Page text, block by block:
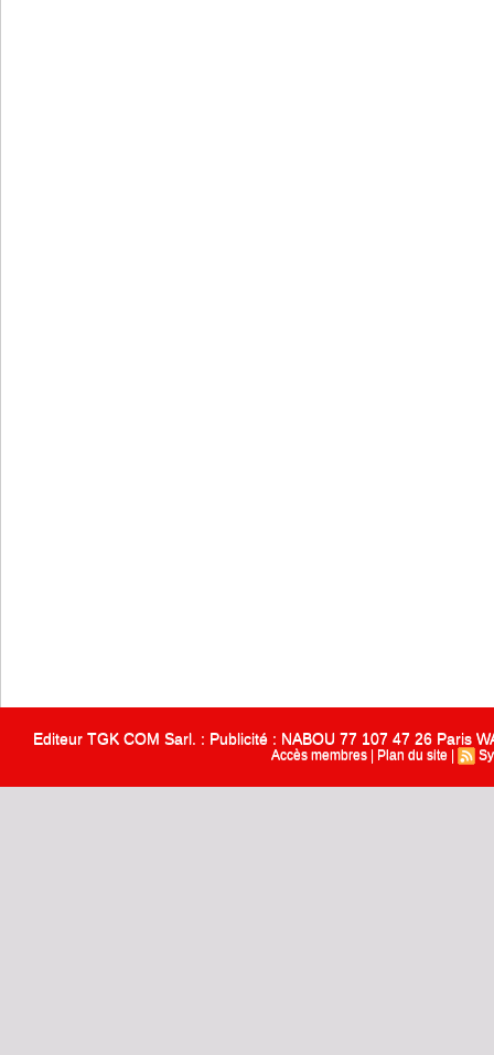
Editeur TGK COM Sarl. : Publicité : NABOU 77 107 47 26 Paris
Accès membres Plan du site